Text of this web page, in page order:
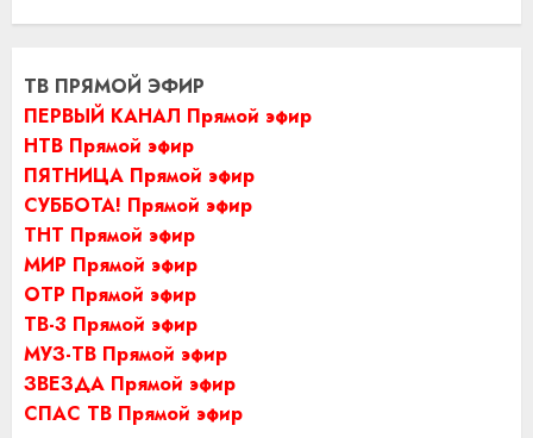
ТВ ПРЯМОЙ ЭФИР
ПЕРВЫЙ КАНАЛ Прямой эфир
НТВ Прямой эфир
ПЯТНИЦА Прямой эфир
СУББОТА! Прямой эфир
ТНТ Прямой эфир
МИР Прямой эфир
ОТР Прямой эфир
ТВ-3 Прямой эфир
МУЗ-ТВ Прямой эфир
ЗВЕЗДА Прямой эфир
СПАС ТВ Прямой эфир